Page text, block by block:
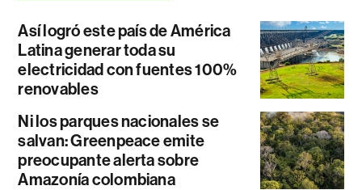
Así logró este país de América
Latina generar toda su
electricidad con fuentes 100%
renovables
Ni los parques nacionales se
salvan: Greenpeace emite
preocupante alerta sobre
Amazonía colombiana